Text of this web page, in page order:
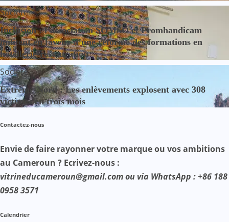
Société
Inclusion : l’association SOMSO et Promhandicam
militent en faveur d’une réforme des formations en
hôtellerie-restauration
Société
Extrême-Nord : Les enlèvements explosent avec 308
victimes en trois mois
Contactez-nous
Envie de faire rayonner votre marque ou vos ambitions
au Cameroun ? Ecrivez-nous :
vitrineducameroun@gmail.com ou via WhatsApp : +86 188
0958 3571
Calendrier